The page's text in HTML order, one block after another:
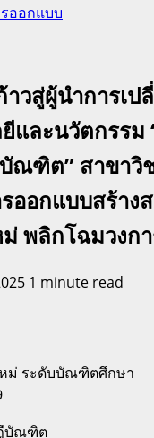
ออกแบบ
าวสู่ผู้นำการเป
และนวัตกรรม
ณฑิต” สาขาวิ
ออกแบบสร้าง
พลิกโฉมวงก
1 minute read
ม่ ระดับบัณฑิตศึกษา
บัณฑิต